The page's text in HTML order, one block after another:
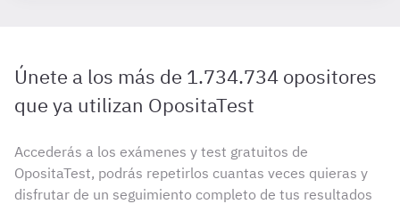
Únete a los más de 1.734.734 opositores
que ya utilizan OpositaTest
Accederás a los exámenes y test gratuitos de
OpositaTest, podrás repetirlos cuantas veces quieras y
disfrutar de un seguimiento completo de tus resultados